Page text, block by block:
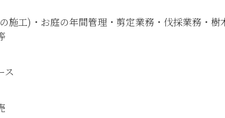
施工)・お庭の年間管理・剪定業務・伐採業務・
ス